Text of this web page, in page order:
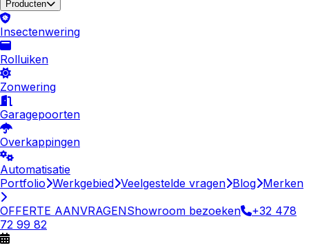
Producten
Insectenwering
Rolluiken
Zonwering
Garagepoorten
Overkappingen
Automatisatie
Portfolio Werkgebied Veelgestelde vragen Blog Merken
OFFERTE AANVRAGENShowroom bezoeken
+32 478
72 99 82